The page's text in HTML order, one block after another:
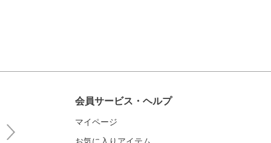
会員サービス・ヘルプ
マイページ